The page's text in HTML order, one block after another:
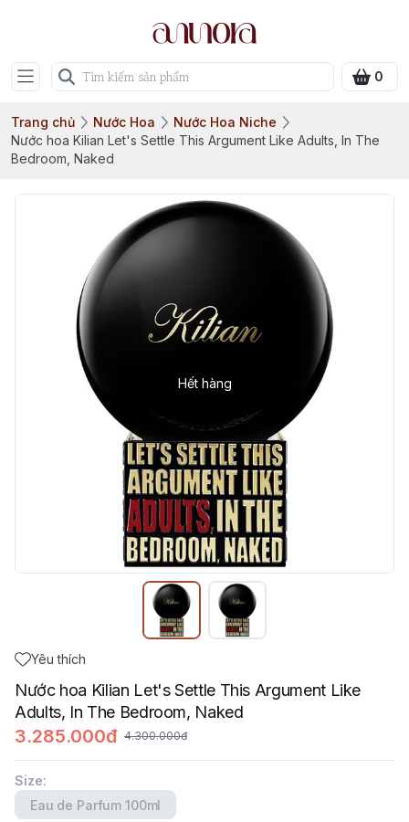
0
Trang chủ Nước Hoa
Nước Hoa Niche
Nước hoa Kilian Let's Settle This Argument Like Adults, In The
Bedroom, Naked
Hết hàng
Yêu thích
Nước hoa Kilian Let's Settle This Argument Like
Adults, In The Bedroom, Naked
3.285.000đ 4.300.000đ
Size:
Eau de Parfum 100ml